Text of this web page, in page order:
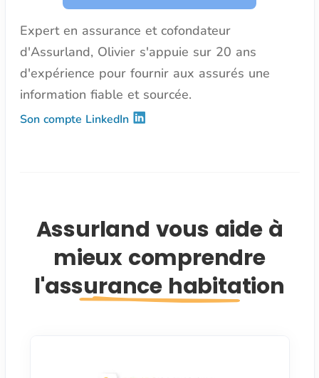
Expert en assurance et cofondateur
d'Assurland, Olivier s'appuie sur 20 ans
d'expérience pour fournir aux assurés une
information fiable et sourcée.
Son compte LinkedIn
Assurland vous aide à
mieux comprendre
l'assurance habitation